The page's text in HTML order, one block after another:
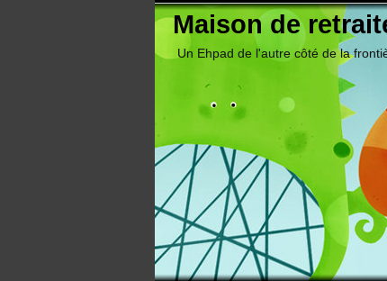
Maison de
Un Ehpad de l'autre côté de la